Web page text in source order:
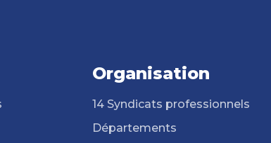
Organisation
14 Syndicats professionnels
Départements